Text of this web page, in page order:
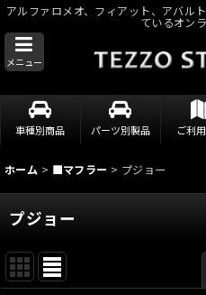
アルファロメオ、フィアット、アバル
ているオン
メニュー
車種別商品 パーツ別製品 ご利
ホーム > ■マフラー > プジョー
プジョー